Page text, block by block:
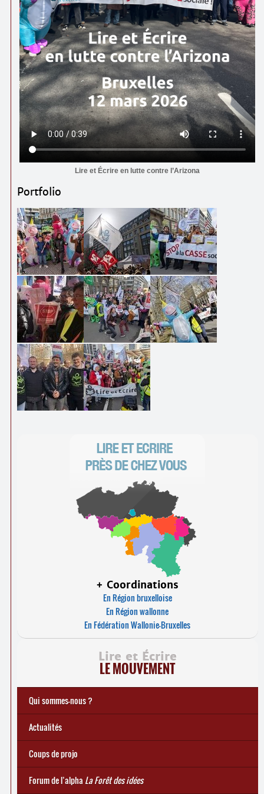
Lire et Écrire en lutte contre l’Arizona
Portfolio
+ Coordinations
En Région bruxelloise
En Région wallonne
En Fédération Wallonie-Bruxelles
Lire et Écrire
LE MOUVEMENT
Qui sommes-nous ?
Notre histoire
Le mouvement Lire et Écrire
Charte de Lire et Écrire
Actions de recherches et études
Actions de formations de formateurs
... Tous les articles
Actualités
Coups de projo
Forum de l’alpha La Forêt des idées